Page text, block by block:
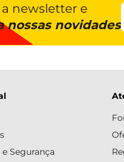
a newsletter e
nossas novidades
Segurança